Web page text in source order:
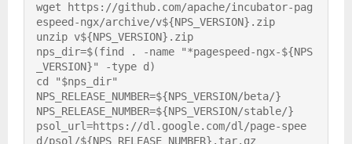
wget https://github.com/apache/incubator-pag
espeed-ngx/archive/v${NPS_VERSION}.zip
unzip v${NPS_VERSION}.zip
nps_dir=$(find . -name "*pagespeed-ngx-${NPS
_VERSION}" -type d)
cd "$nps_dir"
NPS_RELEASE_NUMBER=${NPS_VERSION/beta/}
NPS_RELEASE_NUMBER=${NPS_VERSION/stable/}
psol_url=https://dl.google.com/dl/page-spee
d/psol/${NPS_RELEASE_NUMBER}.tar.gz